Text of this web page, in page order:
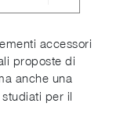
accessori
proposte di
anche una
per il